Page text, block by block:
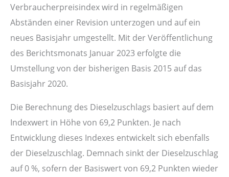
Verbraucherpreisindex wird in regelmäßigen
Abständen einer Revision unterzogen und auf ein
neues Basisjahr umgestellt. Mit der Veröffentlichung
des Berichtsmonats Januar 2023 erfolgte die
Umstellung von der bisherigen Basis 2015 auf das
Basisjahr 2020.
Die Berechnung des Dieselzuschlags basiert auf dem
Indexwert in Höhe von 69,2 Punkten. Je nach
Entwicklung dieses Indexes entwickelt sich ebenfalls
der Dieselzuschlag. Demnach sinkt der Dieselzuschlag
auf 0 %, sofern der Basiswert von 69,2 Punkten wieder